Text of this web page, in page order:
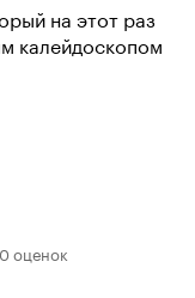
на этот раз
калейдоскопом
оценок